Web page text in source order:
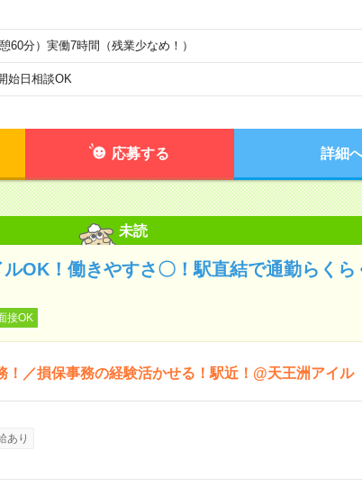
60分）実働7時間（残業少なめ！）
日相談OK
応募する 詳細
未読
ルOK！働きやすさ〇！駅直結で通勤らくら
接OK
！／損保事務の経験活かせる！駅近！@天王洲アイル
あり